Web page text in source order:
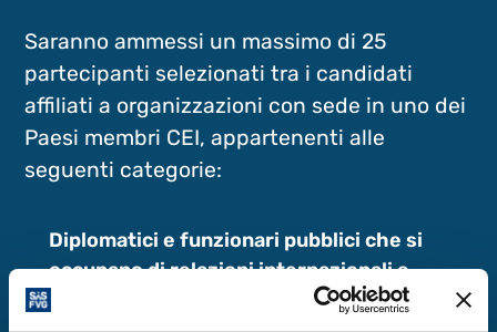
Saranno ammessi un massimo di 25
partecipanti selezionati tra i candidati
affiliati a organizzazioni con sede in uno dei
Paesi membri CEI, appartenenti alle
seguenti categorie:
Diplomatici e funzionari pubblici che si
occupano di relazioni internazionali e
desiderano esplorare la diplomazia